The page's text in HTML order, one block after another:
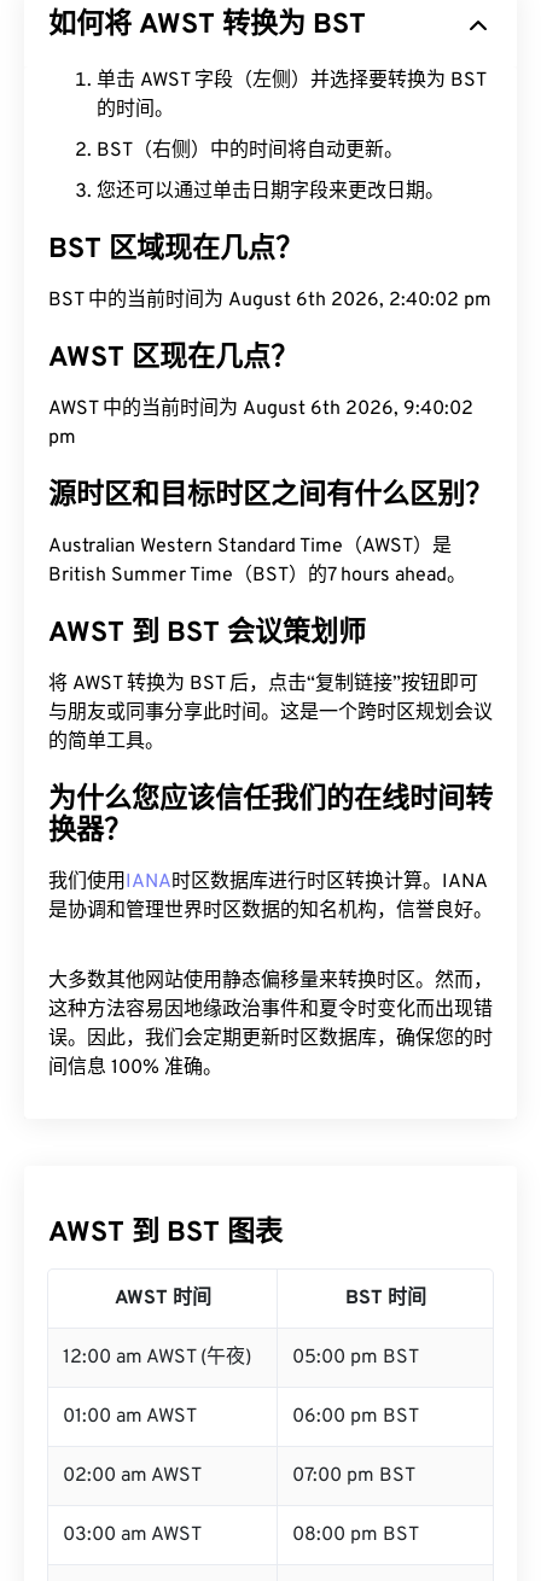
如何将 AWST 转换为 BST
单击 AWST 字段（左侧）并选择要转换为 BST
的时间。
BST（右侧）中的时间将自动更新。
您还可以通过单击日期字段来更改日期。
BST 区域现在几点？
BST 中的当前时间为 August 6th 2026, 2:40:03 pm
AWST 区现在几点？
AWST 中的当前时间为 August 6th 2026, 9:40:03
pm
源时区和目标时区之间有什么区别？
Australian Western Standard Time（AWST）是
British Summer Time（BST）的7 hours ahead。
AWST 到 BST 会议策划师
将 AWST 转换为 BST 后，点击“复制链接”按钮即可
与朋友或同事分享此时间。这是一个跨时区规划会议
的简单工具。
为什么您应该信任我们的在线时间转
换器？
我们使用IANA时区数据库进行时区转换计算。IANA
是协调和管理世界时区数据的知名机构，信誉良好。
大多数其他网站使用静态偏移量来转换时区。然而，
这种方法容易因地缘政治事件和夏令时变化而出现错
误。因此，我们会定期更新时区数据库，确保您的时
间信息 100% 准确。
AWST 到 BST 图表
AWST 时间 BST 时间
12:00 am AWST (午夜) 05:00 pm BST
01:00 am AWST 06:00 pm BST
02:00 am AWST 07:00 pm BST
03:00 am AWST 08:00 pm BST